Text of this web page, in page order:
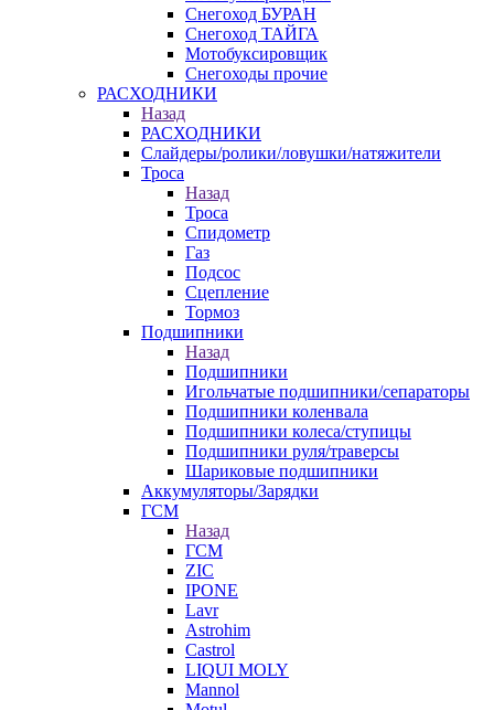
Снегоход БУРАН
Снегоход ТАЙГА
Мотобуксировщик
Снегоходы прочие
РАСХОДНИКИ
Назад
РАСХОДНИКИ
Слайдеры/ролики/ловушки/натяжители
Троса
Назад
Троса
Спидометр
Газ
Подсос
Сцепление
Тормоз
Подшипники
Назад
Подшипники
Игольчатые подшипники/сепараторы
Подшипники коленвала
Подшипники колеса/ступицы
Подшипники руля/траверсы
Шариковые подшипники
Аккумуляторы/Зарядки
ГСМ
Назад
ГСМ
ZIC
IPONE
Lavr
Astrohim
Castrol
LIQUI MOLY
Mannol